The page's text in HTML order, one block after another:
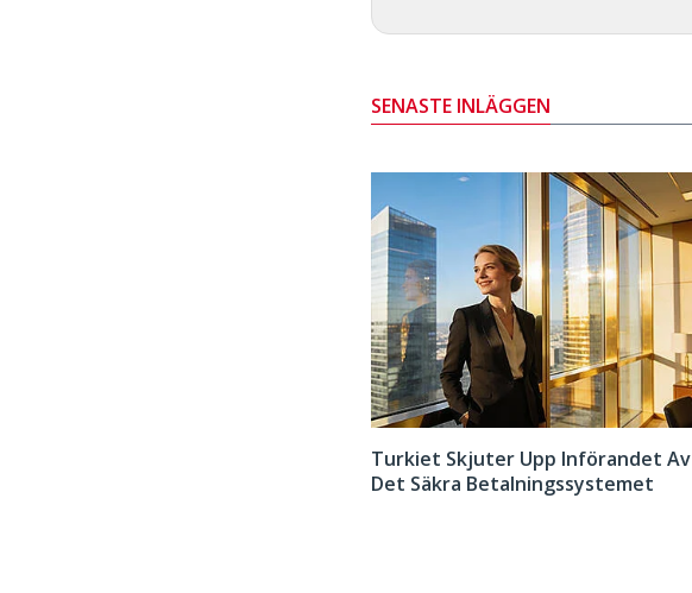
SENASTE INLÄGGEN
Turkiet Skjuter Upp Införandet Av
Det Säkra Betalningssystemet
Adressregistrering I Turkiet För Utlänningar: Komplett Guide